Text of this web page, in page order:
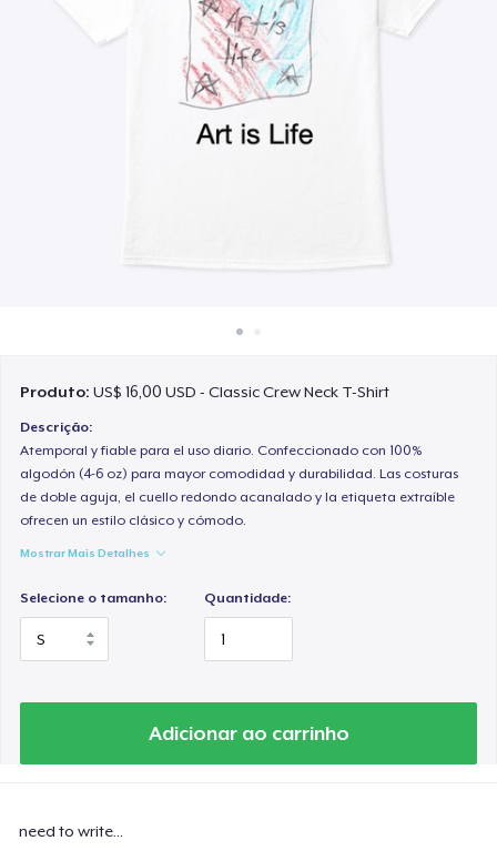
Venda em todo lugar
Venda qualquer coisa
Produto:US$ 16,00 USD - Classic Crew Neck T-Shirt
Descrição:
Atemporal y fiable para el uso diario. Confeccionado con 100%
algodón (4-6 oz) para mayor comodidad y durabilidad. Las costuras
de doble aguja, el cuello redondo acanalado y la etiqueta extraíble
ofrecen un estilo clásico y cómodo.
Mostrar Mais Detalhes
Selecione o tamanho: Quantidade:
Adicionar ao carrinho
need to write...